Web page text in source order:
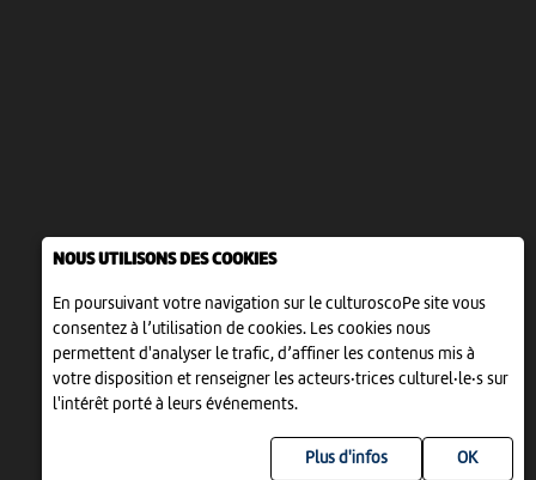
NOUS UTILISONS DES COOKIES
En poursuivant votre navigation sur le culturoscoPe site vous
consentez à l’utilisation de cookies. Les cookies nous
permettent d'analyser le trafic, d’affiner les contenus mis à
votre disposition et renseigner les acteurs·trices culturel·le·s sur
l'intérêt porté à leurs événements.
Plus d'infos